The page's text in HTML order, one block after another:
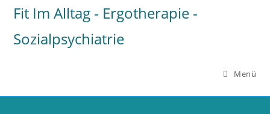
Fit Im Alltag - Ergotherapie -
Sozialpsychiatrie
Menü